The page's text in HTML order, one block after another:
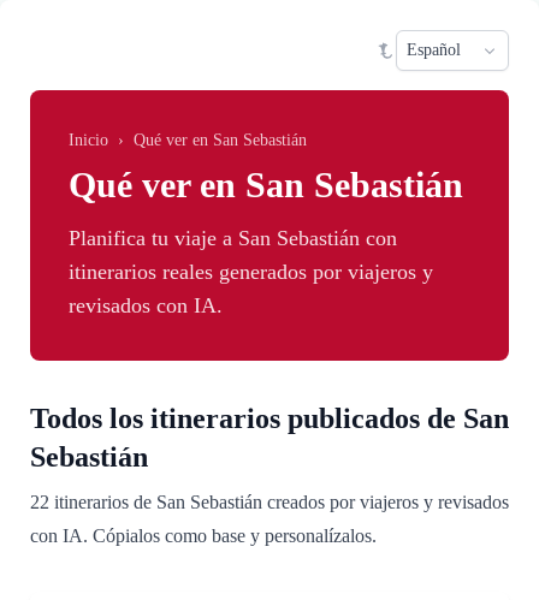
Inicio › Qué ver en San Sebastián
Qué ver en San Sebastián
Planifica tu viaje a San Sebastián con
itinerarios reales generados por viajeros y
revisados con IA.
Todos los itinerarios publicados de San
Sebastián
22 itinerarios de San Sebastián creados por viajeros y revisados
con IA. Cópialos como base y personalízalos.